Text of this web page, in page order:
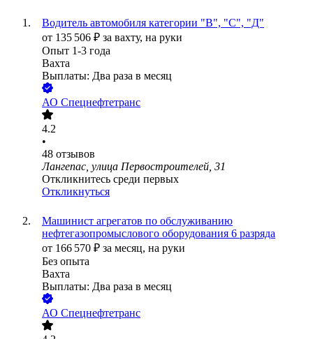
Водитель автомобиля категории "В", "С", "Д"
от 135 506 ₽ за вахту, на руки
Опыт 1-3 года
Вахта
Выплаты: Два раза в месяц
АО Спецнефтетранс
4.2
•
48 отзывов
Лангепас, улица Первостроителей, 31
Откликнитесь среди первых
Откликнуться
Машинист агрегатов по обслуживанию
нефтегазопромыслового оборудования 6 разряда
от 166 570 ₽ за месяц, на руки
Без опыта
Вахта
Выплаты: Два раза в месяц
АО Спецнефтетранс